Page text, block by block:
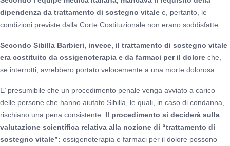
dipendenza da trattamento di sostegno vitale e, pertanto, le
condizioni previste dalla Corte Costituzionale non erano soddisfatte.
Secondo Sibilla Barbieri, invece, il trattamento di sostegno vitale
era costituito da ossigenoterapia e da farmaci per il dolore che,
se interrotti, avrebbero portato velocemente a una morte dolorosa.
E’ presumibile che un procedimento penale venga avviato a carico
delle persone che hanno aiutato Sibilla, le quali, in caso di condanna,
rischiano una pena consistente. Il procedimento si deciderà sulla
valutazione scientifica relativa alla nozione di “trattamento di
sostegno vitale”: ossigenoterapia e farmaci per il dolore possono